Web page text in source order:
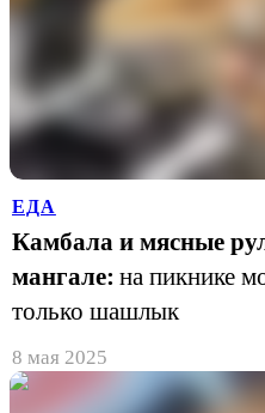
ЕДА
Камбала и мясные
мангале: на пикнике
только шашлык
8 мая 2025